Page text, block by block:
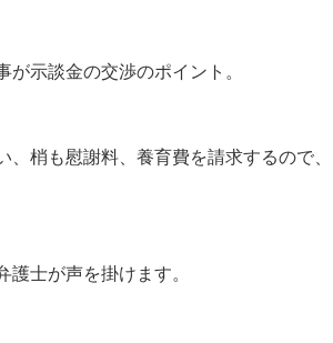
示談金の交渉のポイント。
梢も慰謝料、養育費を請求するので、
士が声を掛けます。